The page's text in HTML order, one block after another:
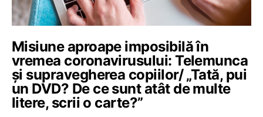
Misiune aproape imposibilă în
vremea coronavirusului: Telemunca
şi supravegherea copiilor/ „Tată, pui
un DVD? De ce sunt atât de multe
litere, scrii o carte?”